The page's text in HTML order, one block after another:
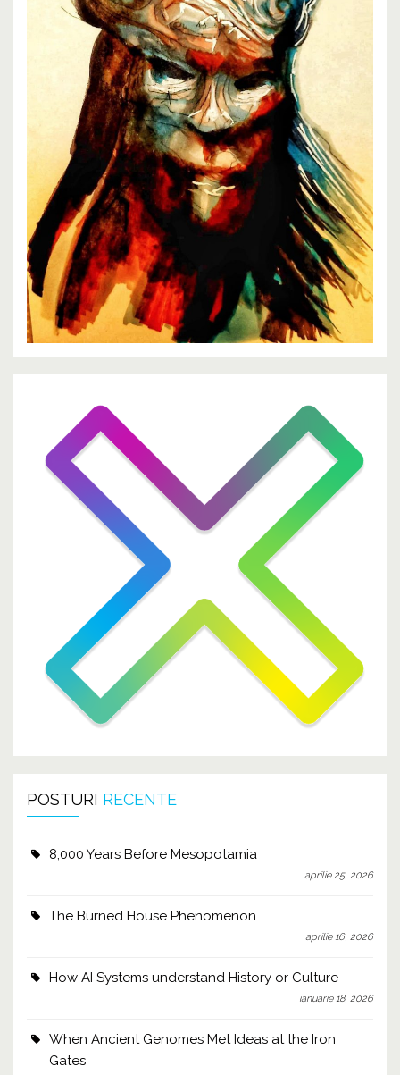
POSTURI RECENTE
8,000 Years Before Mesopotamia
aprilie 25, 2026
The Burned House Phenomenon
aprilie 16, 2026
How AI Systems understand History or Culture
ianuarie 18, 2026
When Ancient Genomes Met Ideas at the Iron
Gates